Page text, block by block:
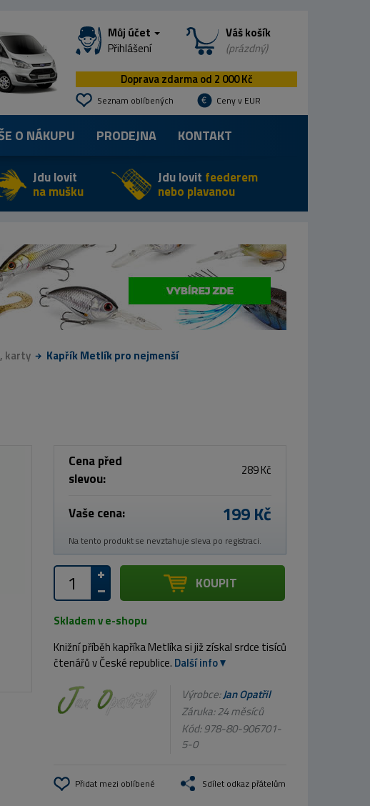
Můj účet
Přihlášení
Váš košík
(prázdný)
Doprava zdarma od 2 000 Kč
Seznam oblíbených Ceny v EUR
O NÁKUPU PRODEJNA KONTAKT
Jdu lovit
na mušku
Jdu lovit feederem
nebo plavanou
karty Kapřík Metlík pro nejmenší
Cena před
slevou:
289 Kč
Vaše cena: 199 Kč
Na tento produkt se nevztahuje sleva po registraci.
KOUPIT
Skladem v e-shopu
Knižní příběh kapříka Metlíka si již získal srdce tisíců
čtenářů v České republice. Další info
Výrobce:Jan Opatřil
Záruka: 24 měsíců
Kód:978-80-906701-
5-0
Přidat mezi oblíbené Sdílet odkaz přátelům